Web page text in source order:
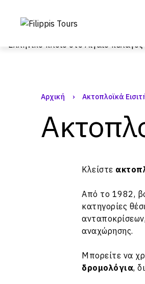
Αρχική › Ακτοπλοϊκά
Κλείστε
Από το 1982,
κατηγορίες
αναχώρησης.
Μπορείτε να
δρομολόγια,